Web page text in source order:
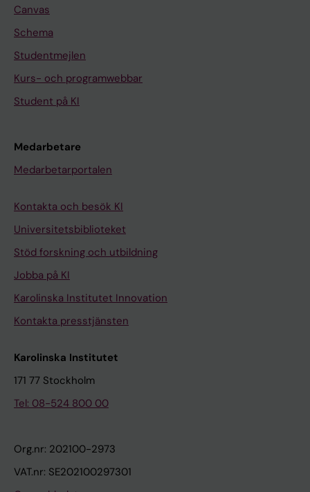
Canvas
Schema
Studentmejlen
Kurs- och programwebbar
Student på KI
Medarbetare
Medarbetarportalen
Kontakta och besök KI
Universitetsbiblioteket
Stöd forskning och utbildning
Jobba på KI
Karolinska Institutet Innovation
Kontakta presstjänsten
Karolinska Institutet
171 77 Stockholm
Tel: 08-524 800 00
Org.nr: 202100-2973
VAT.nr: SE202100297301